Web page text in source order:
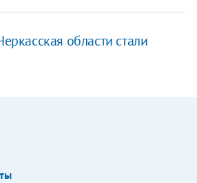
области стали